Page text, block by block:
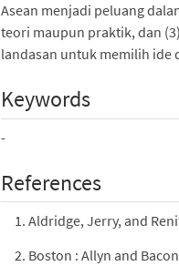
Asean menjadi peluang
teori maupun praktik, dan
landasan untuk memilih ide
Keywords
-
References
Aldridge, Jerry, and
Boston : Allyn and